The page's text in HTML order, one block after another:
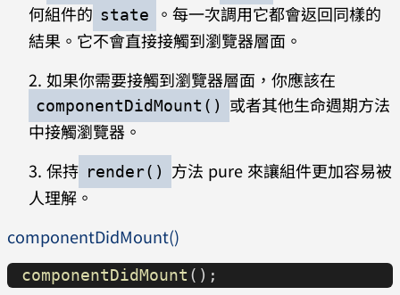
何組件的 state
。每一次調用它都會返回同樣的
結果。它不會直接接觸到瀏覽器層面。
如果你需要接觸到瀏覽器層面，你應該在
componentDidMount()
或者其他生命週期方法
中接觸瀏覽器。
保持 render()
方法 pure 來讓組件更加容易被
人理解。
componentDidMount()
componentDidMount ();